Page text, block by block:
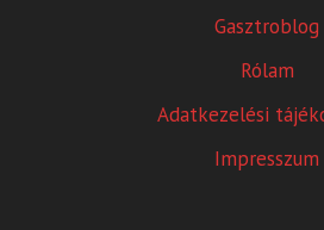
Gasztroblog
Rólam
Adatkezelési
Impresszum